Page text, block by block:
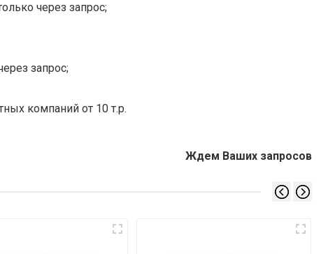
через запрос;
запрос;
компаний от 10 т.р.
Ждем Ваших запросов